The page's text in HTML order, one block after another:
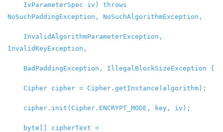
IvParameterSpec iv) throws
NoSuchPaddingException, NoSuchAlgorithmException,
InvalidAlgorithmParameterException,
InvalidKeyException,
BadPaddingException, IllegalBlockSizeException {
Cipher cipher = Cipher.getInstance(algorithm);
cipher.init(Cipher.ENCRYPT_MODE, key, iv);
byte[] cipherText =